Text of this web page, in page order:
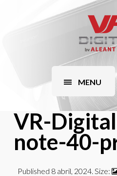
MENU
VR-
note-40-
Published 8 abril, 2024. Size: